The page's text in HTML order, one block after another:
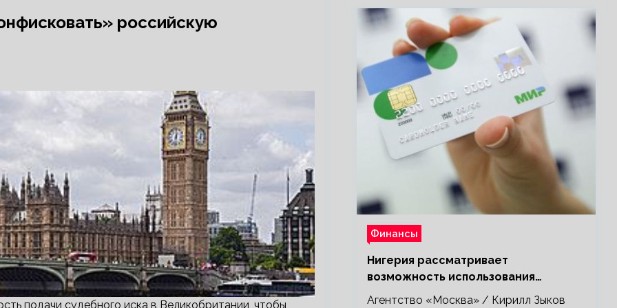
российскую
подачи судебного иска в Великобритании, чтобы
Финансы
Нигерия рассматривает
возможность использования
платежной системы «Мир»
Агентство «Москва» / Кирилл Зыков